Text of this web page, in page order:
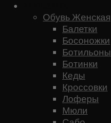
Обувь Женская
Балетки
Босоножки
Ботильоны
Ботинки
Кеды
Кроссовки
Лоферы
Мюли